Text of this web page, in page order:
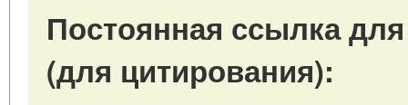
Постоянная ссылка
(для цитирования):